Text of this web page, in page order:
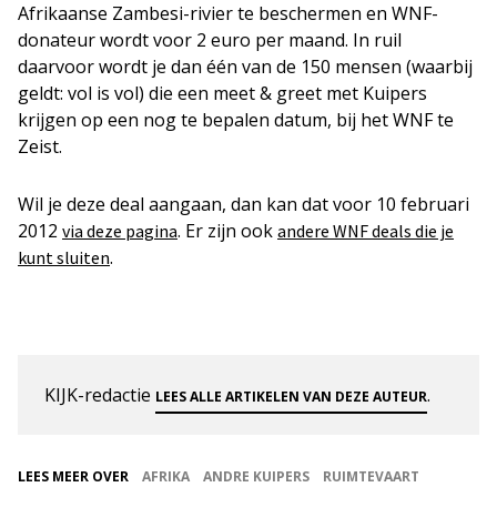
Afrikaanse Zambesi-rivier te beschermen en WNF-
donateur wordt voor 2 euro per maand. In ruil
daarvoor wordt je dan één van de 150 mensen (waarbij
geldt: vol is vol) die een meet & greet met Kuipers
krijgen op een nog te bepalen datum, bij het WNF te
Zeist.
Wil je deze deal aangaan, dan kan dat voor 10 februari
2012 via deze pagina. Er zijn ook andere WNF deals die je
kunt sluiten.
KIJK-redactie LEES ALLE ARTIKELEN VAN DEZE AUTEUR.
LEES MEER OVER AFRIKA ANDRE KUIPERS RUIMTEVAART